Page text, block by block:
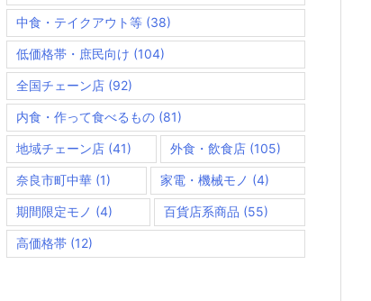
中食・テイクアウト等 (38)
低価格帯・庶民向け (104)
全国チェーン店 (92)
内食・作って食べるもの (81)
地域チェーン店 (41) 外食・飲食店(105)
奈良市町中華 (1) 家電・機械モノ (4)
期間限定モノ (4) 百貨店系商品 (55)
高価格帯 (12)